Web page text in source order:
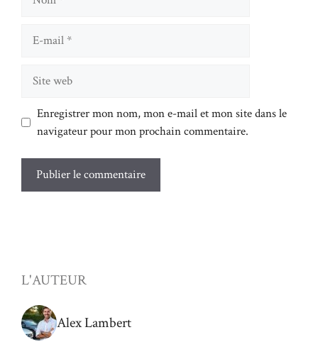
Enregistrer mon nom, mon e-mail et mon site dans le
navigateur pour mon prochain commentaire.
L'AUTEUR
Alex Lambert